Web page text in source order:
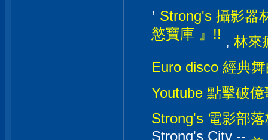
, Strong's 攝影器
慾寶庫 』!! , 林來
Euro disco 經典
Youtube 點擊破
Strong's 電影部